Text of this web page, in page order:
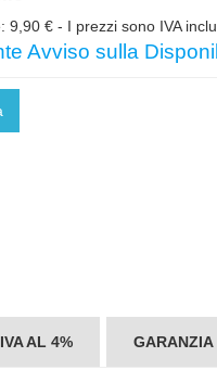
9,90 € - I prezzi sono IVA
Avviso sulla
IVA AL 4% GARANZIA